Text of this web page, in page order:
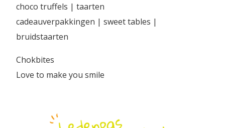
choco truffels | taarten
cadeauverpakkingen | sweet tables |
bruidstaarten
Chokbites
Love to make you smile